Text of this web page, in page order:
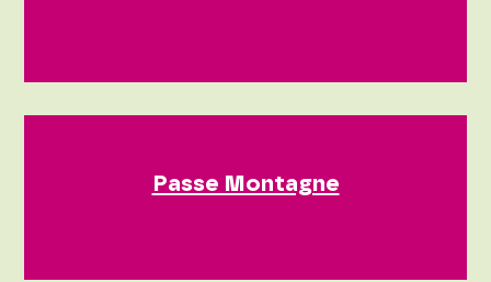
Passe Montagne